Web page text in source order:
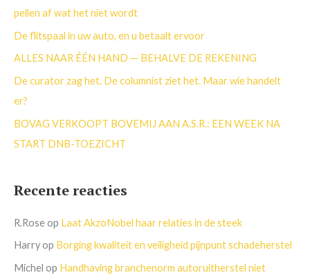
a
a
r
pellen af wat het niet wordt
De flitspaal in uw auto, en u betaalt ervoor
ALLES NAAR ÉÉN HAND — BEHALVE DE REKENING
De curator zag het. De columnist ziet het. Maar wie handelt
er?
BOVAG VERKOOPT BOVEMIJ AAN A.S.R.: EEN WEEK NA
START DNB-TOEZICHT
Recente reacties
R.Roseop Laat AkzoNobel haar relaties in de steek
Harryop Borging kwaliteit en veiligheid pijnpunt schadeherstel
Michel op Handhaving branchenorm autoruitherstel niet